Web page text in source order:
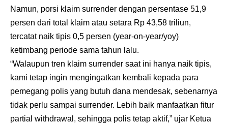
Namun, porsi klaim surrender dengan persentase 51,9
persen dari total klaim atau setara Rp 43,58 triliun,
tercatat naik tipis 0,5 persen (year-on-year/yoy)
ketimbang periode sama tahun lalu.
“Walaupun tren klaim surrender saat ini hanya naik tipis,
kami tetap ingin mengingatkan kembali kepada para
pemegang polis yang butuh dana mendesak, sebenarnya
tidak perlu sampai surrender. Lebih baik manfaatkan fitur
partial withdrawal, sehingga polis tetap aktif,” ujar Ketua